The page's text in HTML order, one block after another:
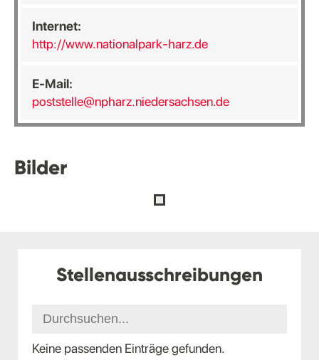
Internet:
http://www.nationalpark-harz.de
E-Mail:
poststelle@npharz.niedersachsen.de
Bilder
Stellenausschreibungen
Keine passenden Einträge gefunden.